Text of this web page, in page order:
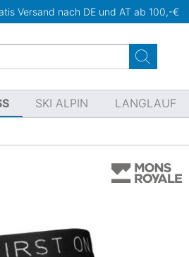
Versand nach DE und AT ab 100,-€
SKI ALPIN LANGLAUF